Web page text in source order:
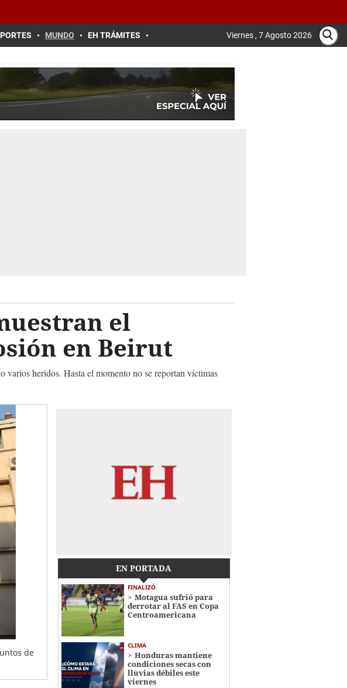
MUNDO EH TRÁMITES Viernes , 7 Agosto 2026
el
en Beirut
varios heridos. Hasta el momento no se reportan víctimas
de
EN PORTADA
FINALIZÓ
Motagua sufrió para
derrotar al FAS en Copa
Centroamericana
CLIMA
Honduras mantiene
condiciones secas con
lluvias débiles este
viernes